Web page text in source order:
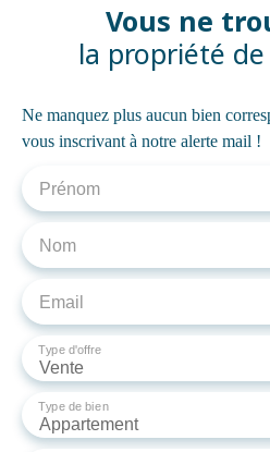
Vous ne
la propriété de
Ne manquez plus aucun bien
vous inscrivant à notre alerte mail !
Prénom
Nom
Email
Vente
Type d'offre
Appartement
Type de bien